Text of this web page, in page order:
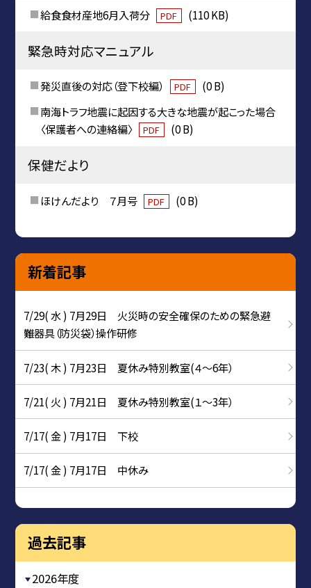
給食食材産地6月入荷分 PDF (110 KB)
緊急時対応マニュアル
発災直後の対応（登下校編） PDF
(0 B)
南海トラフ地震に起因する大きな地震が起こった場合
〈保護者への連絡編〉
PDF (0 B)
保健だより
ほけんだより ７月号 PDF (0 B)
新着記事
7/29( 水 ) 7月29日 火災時の安全確保のための緊急避
難器具（防災袋）操作研修
7/23( 木 ) 7月23日 夏休み特別教室(４～6年）
7/21( 火 ) 7月21日 夏休み特別教室(１～3年）
7/17( 金 ) 7月17日 下校
7/17( 金 ) 7月17日 中休み
過去記事
2026年度